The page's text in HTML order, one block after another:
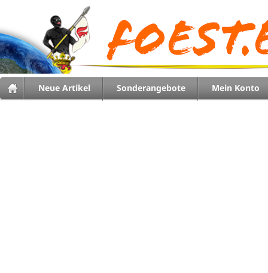
Neue Artikel Sonderangebote Mein Konto